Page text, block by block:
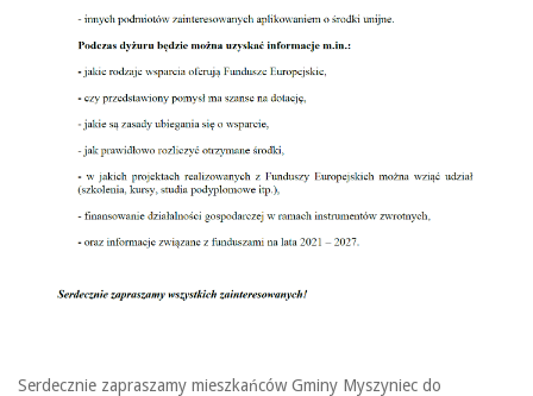
Serdecznie zapraszamy mieszkańców Gminy Myszyniec do